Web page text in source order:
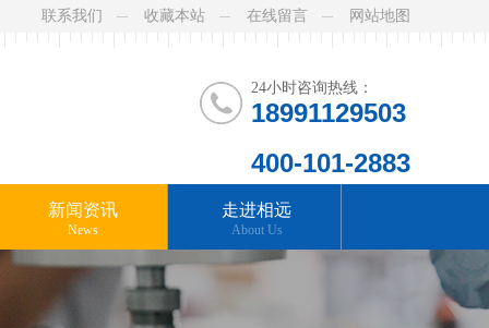
联系我们 收藏本站 在线留言 网站地图
24小时咨询热线：
18991129503
400-101-2883
新闻资讯
News
走进相远
About Us